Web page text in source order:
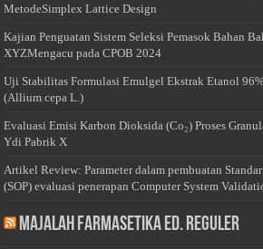
MetodeSimplex Lattice Design
Kajian Penguatan Sistem Seleksi Pemasok Bahan
XYZMengacu pada CPOB 2024
Uji Stabilitas Formulasi Emulgel Ekstrak Etanol
(Allium cepa L.)
Evaluasi Emisi Karbon Dioksida (Co₂) Proses
Ydi Pabrik X
Artikel Review: Parameter dalam pembuatan
(SOP) evaluasi penerapan Computer System
Majalah Farmasetika Ed. Reguler